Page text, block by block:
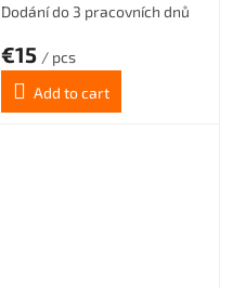
Dodání do 3 pracovních dnů
€15 / pcs
Add to cart